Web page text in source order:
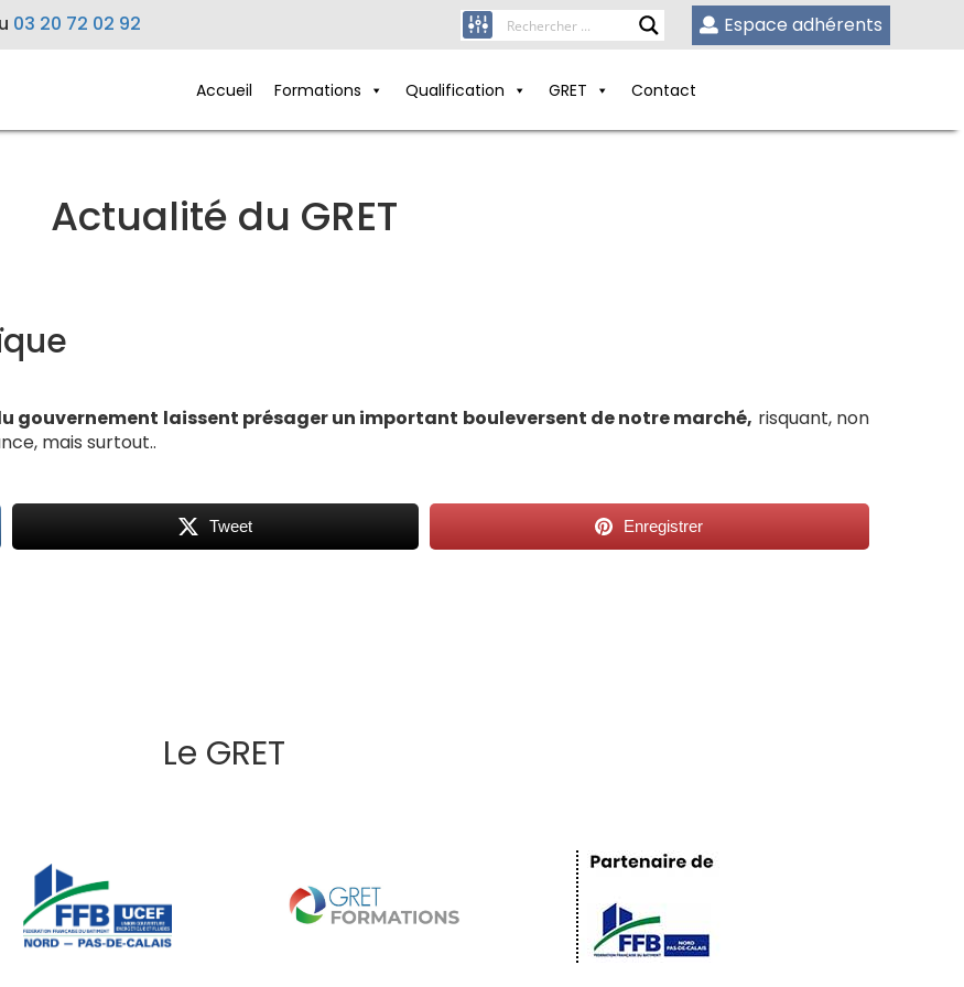
03 20 72 02 92 Espace adhérents
Accueil Formations Qualification GRET Contact
Actualité du GRET
gouvernement laissent présager un important bouleversent de notre marché, risquant, non
mais surtout..
Tweet Enregistrer
Le GRET